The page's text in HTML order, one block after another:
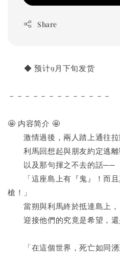
Share
◆ 预计9月下旬发货
－－－－－－－－－－－－－
🤩 内容简介 🤩
激情過後，兩人踏上通往拉
利馬回想起與朋友約定逃離
以及那句揮之不去的話──
「這座島上有『鬼』！而且
槍！」
當朔與利馬終於抵達島上，
迎接他們的究竟是希望，還
「在這個世界，死亡如同湧